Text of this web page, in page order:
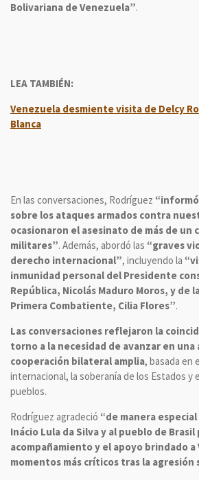
Bolivariana de Venezuela”.
LEA TAMBIÉN:
Venezuela desmiente visita de Delcy
Blanca
En las conversaciones, Rodríguez
sobre los ataques armados contra
ocasionaron el asesinato de más de un
militares”. Además, abordó las “graves
derecho internacional”, incluyendo la
inmunidad personal del Presidente
República, Nicolás Maduro Moros, y de
Primera Combatiente, Cilia Flores”.
Las conversaciones reflejaron la
torno a la necesidad de avanzar en una
cooperación bilateral amplia, basada en
internacional, la soberanía de los Estados y
pueblos.
Rodríguez agradeció “de manera
Inácio Lula da Silva y al pueblo de Brasil
acompañamiento y el apoyo brindado a
momentos más críticos tras la agresión